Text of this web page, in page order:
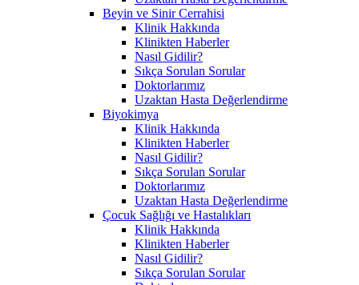
Beyin ve Sinir Cerrahisi
Klinik Hakkında
Klinikten Haberler
Nasıl Gidilir?
Sıkça Sorulan Sorular
Doktorlarımız
Uzaktan Hasta Değerlendirme
Biyokimya
Klinik Hakkında
Klinikten Haberler
Nasıl Gidilir?
Sıkça Sorulan Sorular
Doktorlarımız
Uzaktan Hasta Değerlendirme
Çocuk Sağlığı ve Hastalıkları
Klinik Hakkında
Klinikten Haberler
Nasıl Gidilir?
Sıkça Sorulan Sorular